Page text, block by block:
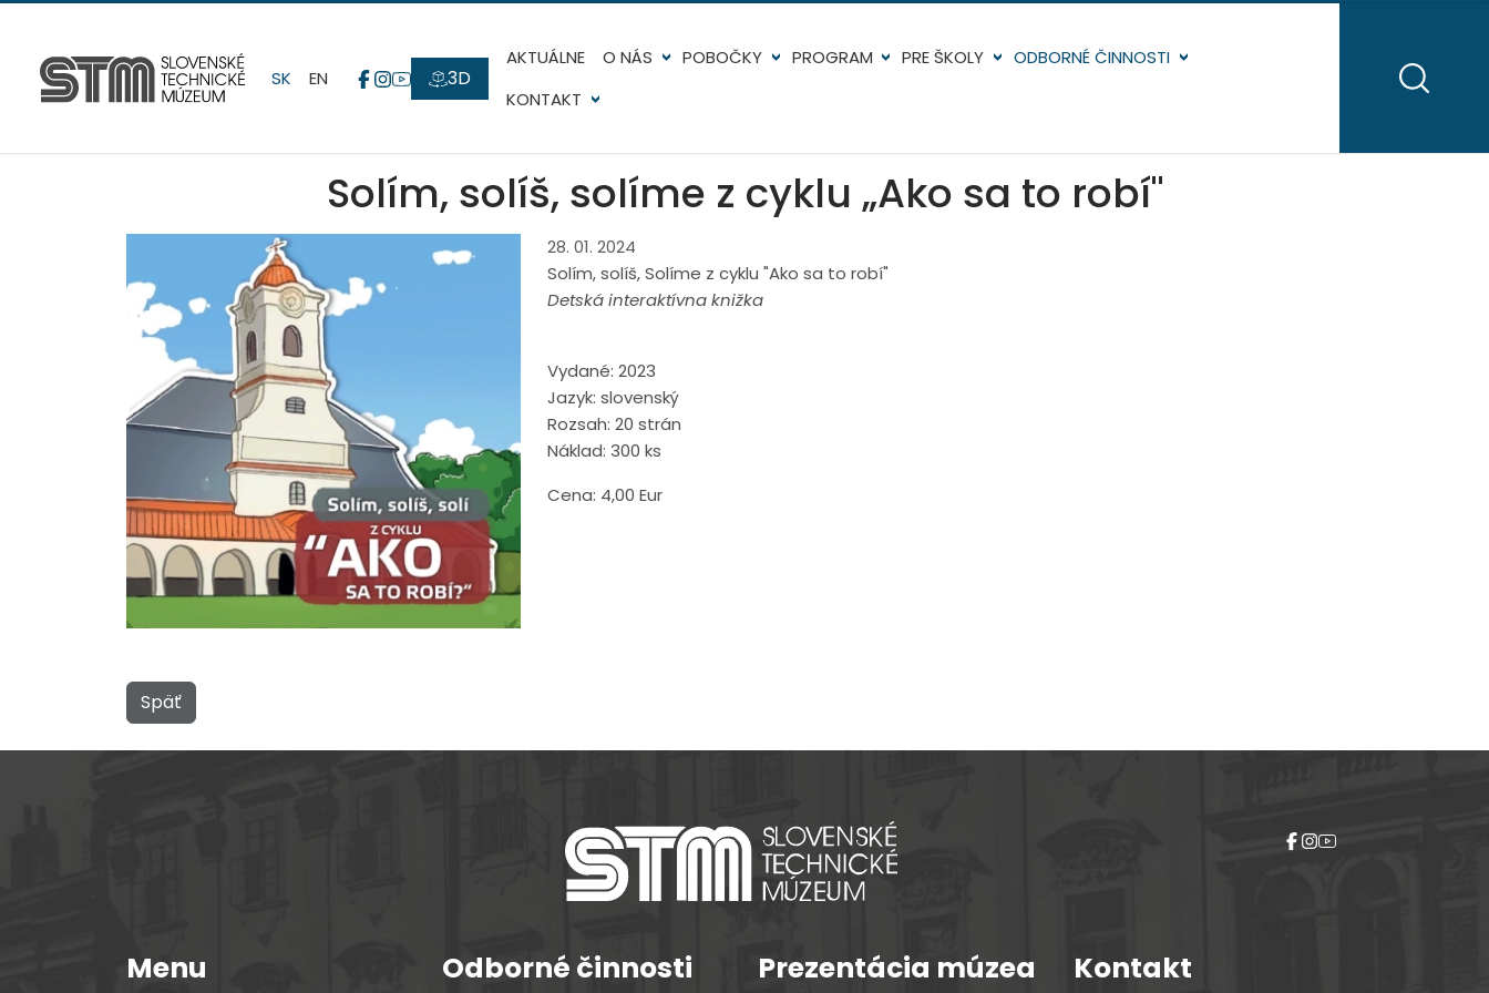
AKTUÁLNE O NÁS POBOČKY PROGRAM PRE ŠKOLY
ODBORNÉ ČINNOSTI
KONTAKT
SK EN 3D
Solím, solíš, solíme z cyklu „Ako sa to robí"
28. 01. 2024
Solím, solíš, Solíme z cyklu "Ako sa to robí"
Detská interaktívna knižka
Vydané: 2023
Jazyk: slovenský
Rozsah: 20 strán
Náklad: 300 ks
Cena: 4,00 Eur
Späť
Menu Odborné činnosti Prezentácia múzea Kontakt